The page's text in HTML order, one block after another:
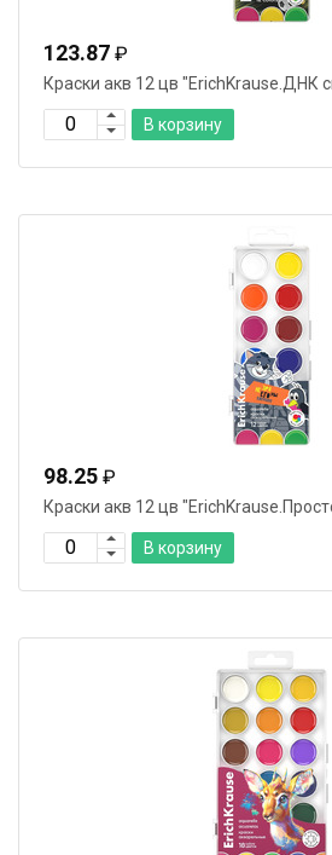
123.87 ₽
Краски акв 12 цв "ErichKrause.ДНК
В корзину
98.25 ₽
Краски акв 12 цв
В корзину